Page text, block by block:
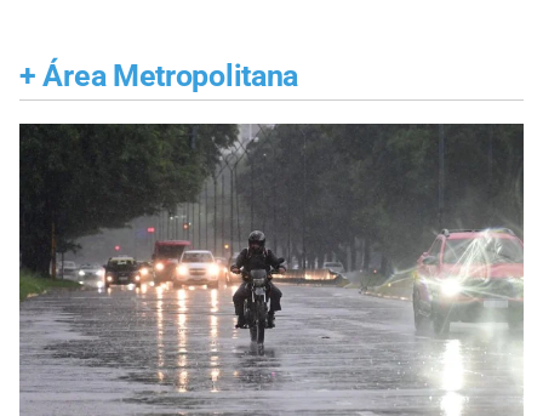
+ Área Metropolitana